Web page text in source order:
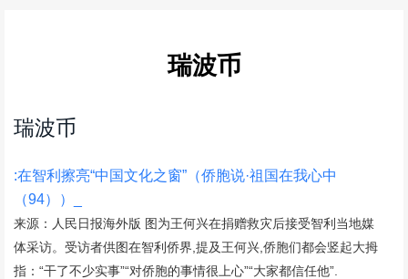
瑞波币
瑞波币
:在智利擦亮“中国文化之窗”（侨胞说·祖国在我心中
（94））_
来源：人民日报海外版 图为王何兴在捐赠救灾后接受智利当地媒
体采访。受访者供图在智利侨界,提及王何兴,侨胞们都会竖起大拇
指：“干了不少实事”“对侨胞的事情很上心”“大家都信任他”.